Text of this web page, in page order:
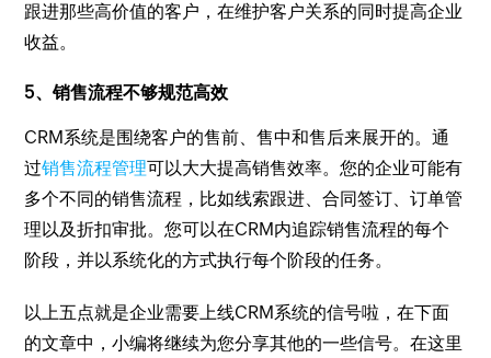
跟进那些高价值的客户，在维护客户关系的同时提高企业
收益。
5、销售流程不够规范高效
CRM系统是围绕客户的售前、售中和售后来展开的。通
过销售流程管理可以大大提高销售效率。您的企业可能有
多个不同的销售流程，比如线索跟进、合同签订、订单管
理以及折扣审批。您可以在CRM内追踪销售流程的每个
阶段，并以系统化的方式执行每个阶段的任务。
以上五点就是企业需要上线CRM系统的信号啦，在下面
的文章中，小编将继续为您分享其他的一些信号。在这里